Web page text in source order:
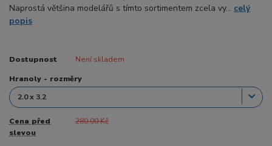
Naprostá většina modelářů s tímto sortimentem zcela vy... celý
popis
Dostupnost Není skladem
Hranoly - rozměry
Cena před
slevou
280,00 Kč